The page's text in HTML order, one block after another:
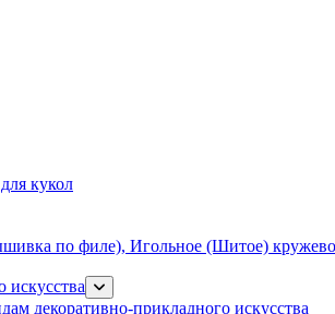
кукол
по филе), Игольное (Шитое) кружево
искусства
декоративно-прикладного искусства